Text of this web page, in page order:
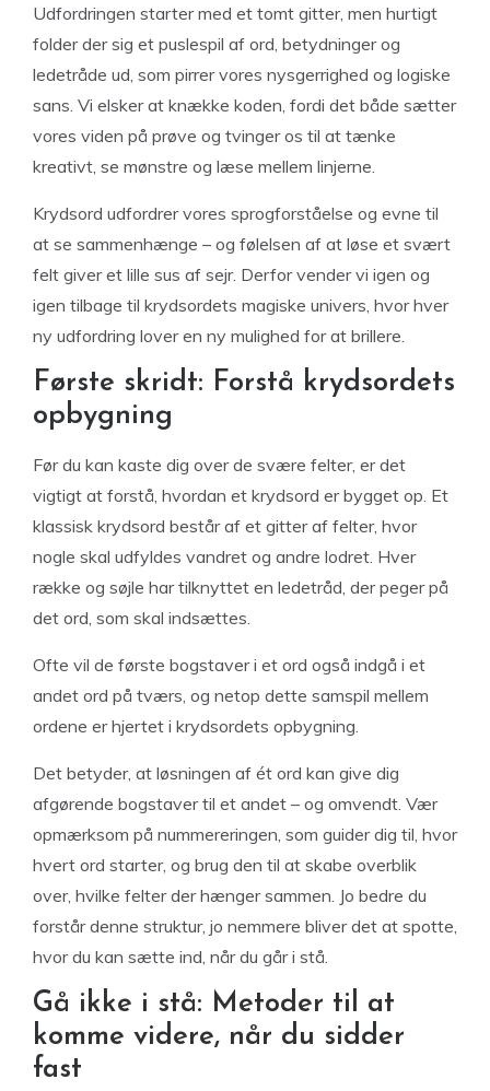
Udfordringen starter med et tomt gitter, men hurtigt
folder der sig et puslespil af ord, betydninger og
ledetråde ud, som pirrer vores nysgerrighed og logiske
sans. Vi elsker at knække koden, fordi det både sætter
vores viden på prøve og tvinger os til at tænke
kreativt, se mønstre og læse mellem linjerne.
Krydsord udfordrer vores sprogforståelse og evne til
at se sammenhænge – og følelsen af at løse et svært
felt giver et lille sus af sejr. Derfor vender vi igen og
igen tilbage til krydsordets magiske univers, hvor hver
ny udfordring lover en ny mulighed for at brillere.
Første skridt: Forstå krydsordets
opbygning
Før du kan kaste dig over de svære felter, er det
vigtigt at forstå, hvordan et krydsord er bygget op. Et
klassisk krydsord består af et gitter af felter, hvor
nogle skal udfyldes vandret og andre lodret. Hver
række og søjle har tilknyttet en ledetråd, der peger på
det ord, som skal indsættes.
Ofte vil de første bogstaver i et ord også indgå i et
andet ord på tværs, og netop dette samspil mellem
ordene er hjertet i krydsordets opbygning.
Det betyder, at løsningen af ét ord kan give dig
afgørende bogstaver til et andet – og omvendt. Vær
opmærksom på nummereringen, som guider dig til, hvor
hvert ord starter, og brug den til at skabe overblik
over, hvilke felter der hænger sammen. Jo bedre du
forstår denne struktur, jo nemmere bliver det at spotte,
hvor du kan sætte ind, når du går i stå.
Gå ikke i stå: Metoder til at
komme videre, når du sidder
fast